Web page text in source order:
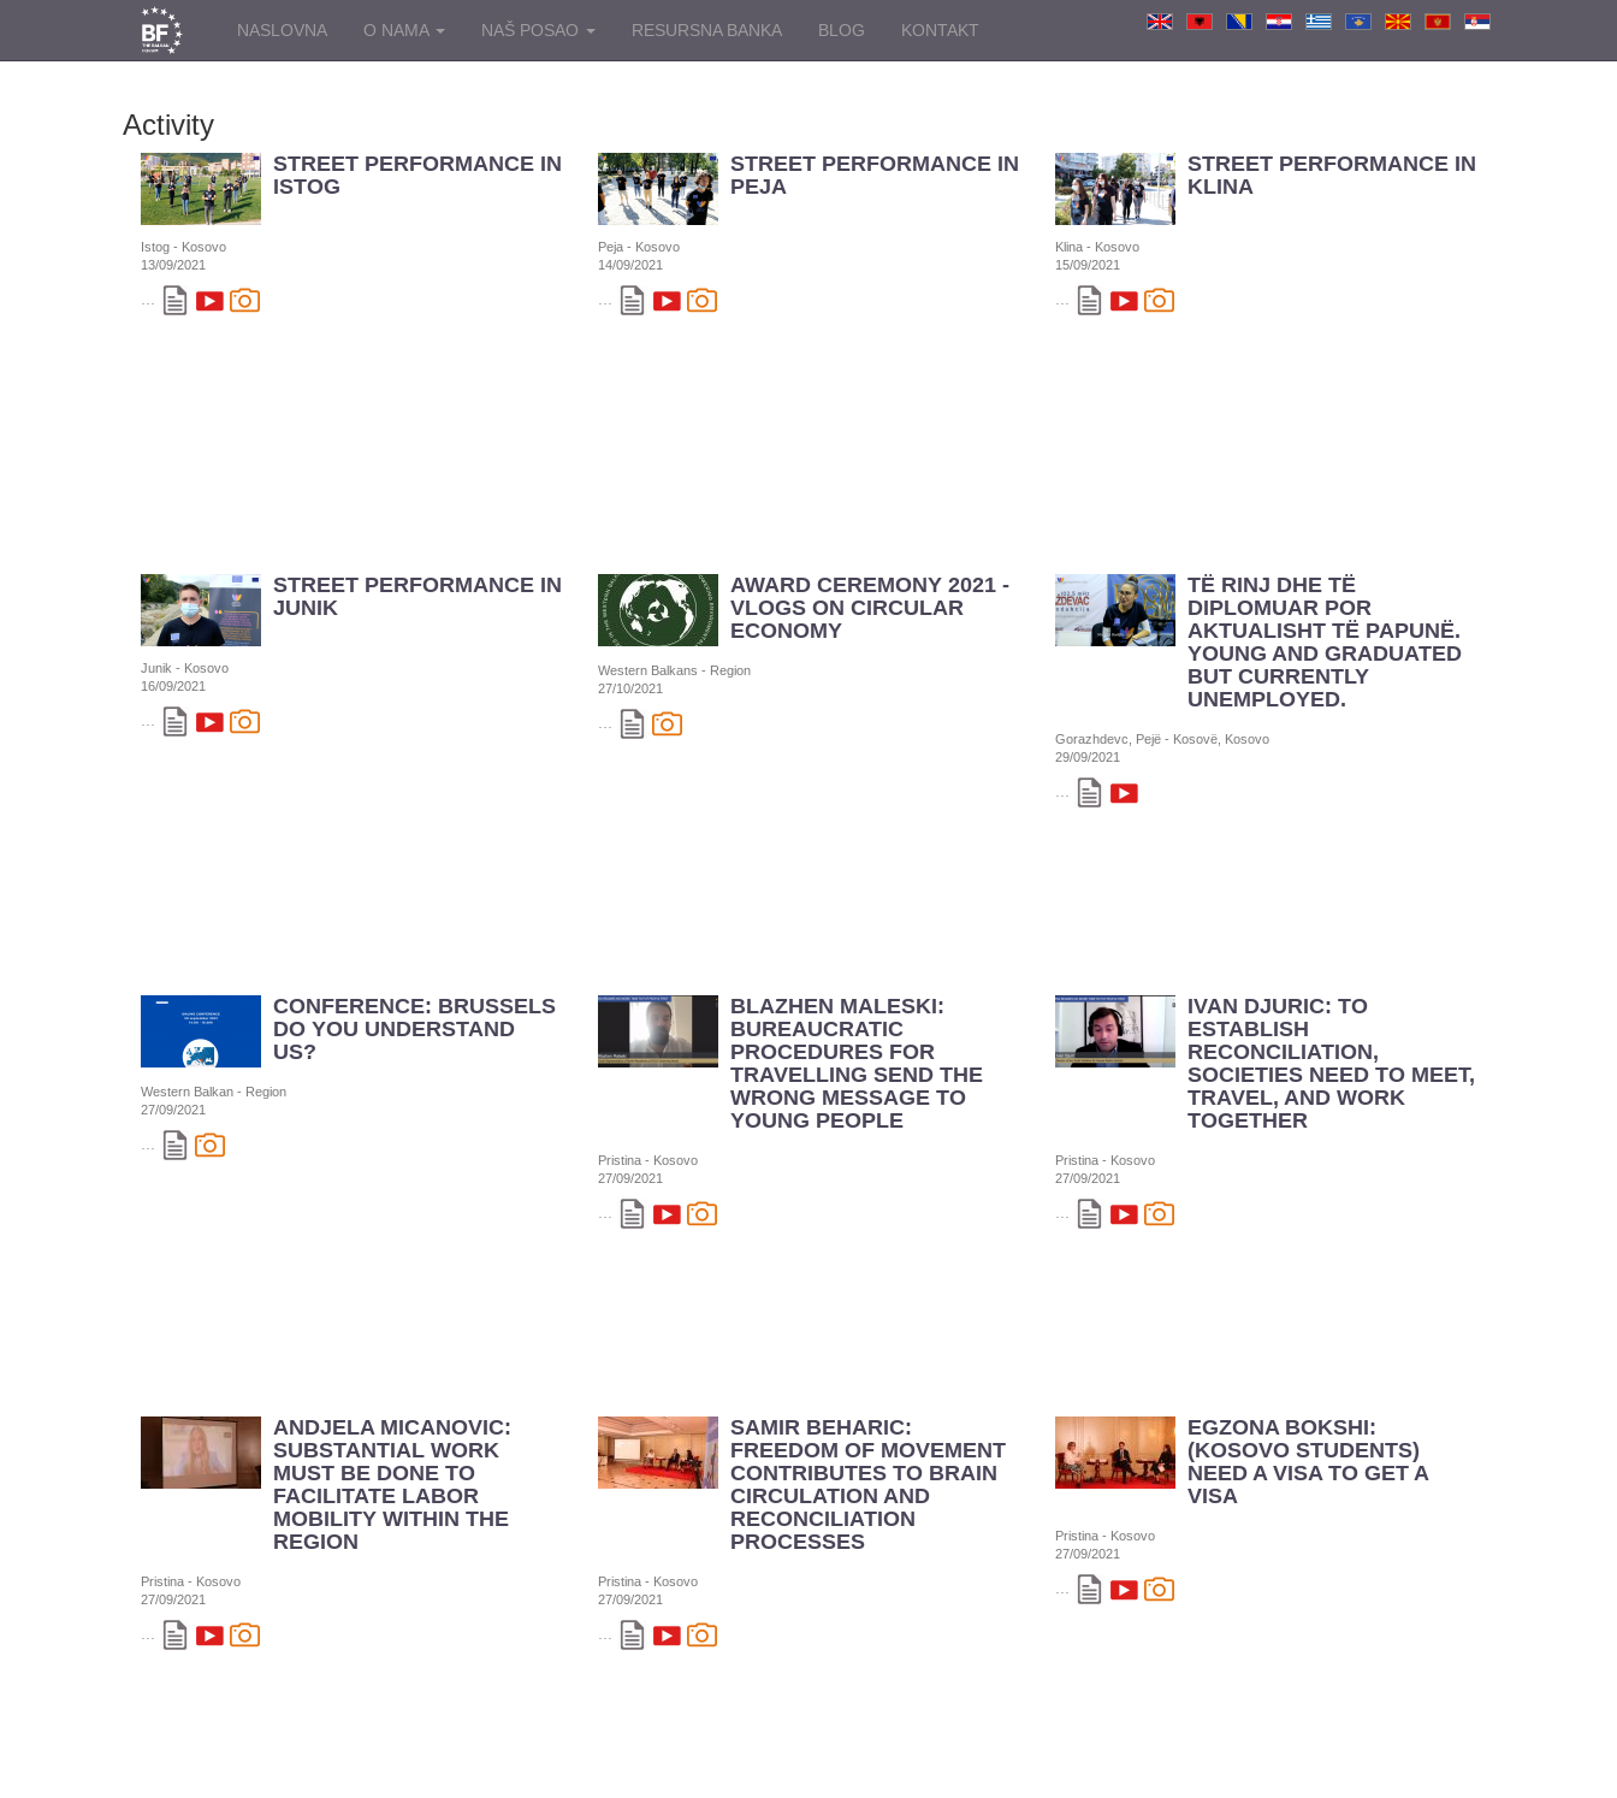
NASLOVNA O NAMA NAŠ POSAO RESURSNA BANKA BLOG KONTAKT
Activity
STREET PERFORMANCE IN
ISTOG
Istog - Kosovo
13/09/2021
...
STREET PERFORMANCE IN
PEJA
Peja - Kosovo
14/09/2021
...
STREET PERFORMANCE IN
KLINA
Klina - Kosovo
15/09/2021
...
STREET PERFORMANCE IN
JUNIK
Junik - Kosovo
16/09/2021
...
AWARD CEREMONY 2021 -
VLOGS ON CIRCULAR
ECONOMY
Western Balkans - Region
27/10/2021
...
TË RINJ DHE TË
DIPLOMUAR POR
AKTUALISHT TË PAPUNË.
YOUNG AND GRADUATED
BUT CURRENTLY
UNEMPLOYED.
Gorazhdevc, Pejë - Kosovë, Kosovo
29/09/2021
...
CONFERENCE: BRUSSELS
DO YOU UNDERSTAND
US?
Western Balkan - Region
27/09/2021
...
BLAZHEN MALESKI:
BUREAUCRATIC
PROCEDURES FOR
TRAVELLING SEND THE
WRONG MESSAGE TO
YOUNG PEOPLE
Pristina - Kosovo
27/09/2021
...
IVAN DJURIC: TO
ESTABLISH
RECONCILIATION,
SOCIETIES NEED TO MEET,
TRAVEL, AND WORK
TOGETHER
Pristina - Kosovo
27/09/2021
...
ANDJELA MICANOVIC:
SUBSTANTIAL WORK
MUST BE DONE TO
FACILITATE LABOR
MOBILITY WITHIN THE
REGION
Pristina - Kosovo
27/09/2021
...
SAMIR BEHARIC:
FREEDOM OF MOVEMENT
CONTRIBUTES TO BRAIN
CIRCULATION AND
RECONCILIATION
PROCESSES
Pristina - Kosovo
27/09/2021
...
EGZONA BOKSHI:
(KOSOVO STUDENTS)
NEED A VISA TO GET A
VISA
Pristina - Kosovo
27/09/2021
...